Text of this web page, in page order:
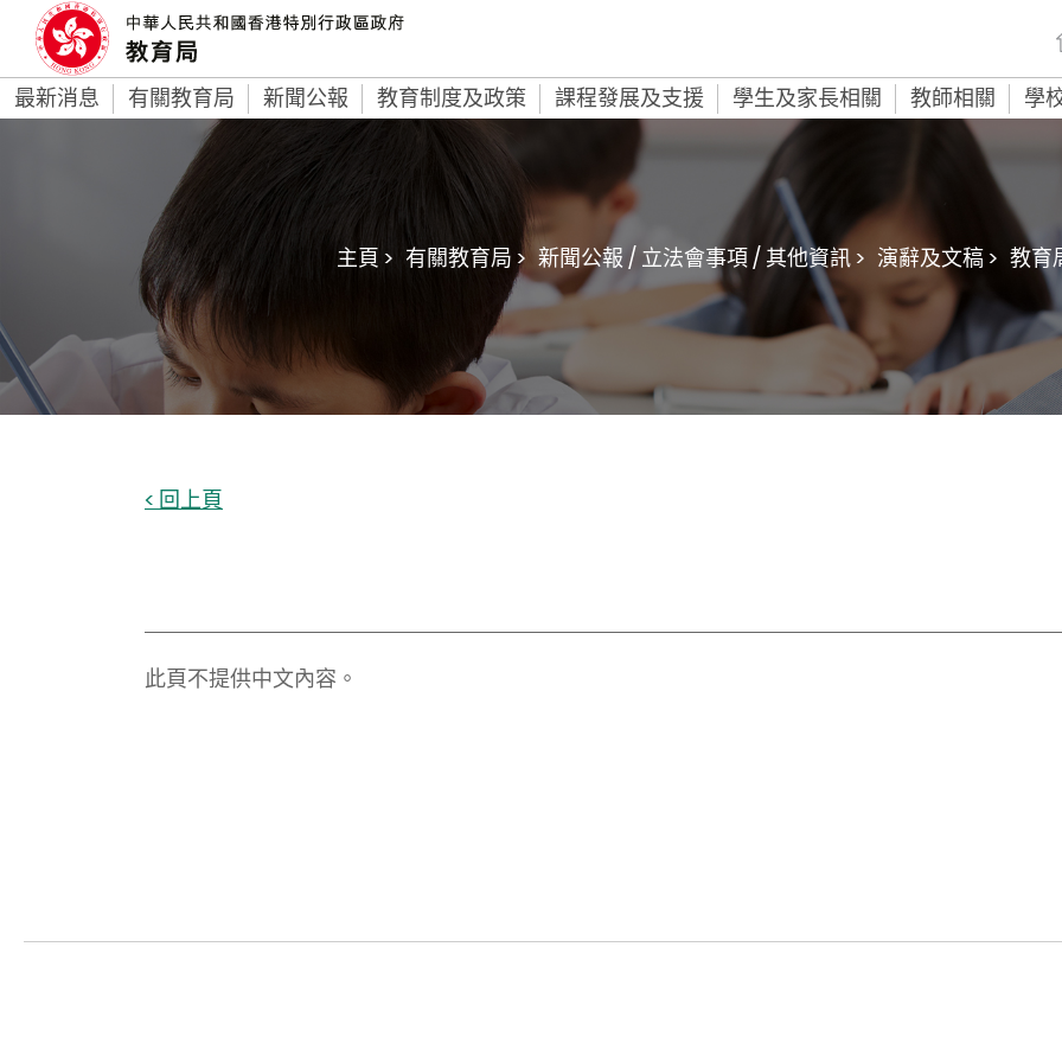
最新消息 有關教育局 新聞公報 教育制度及政策 課程發展及支援 學生及家長相關 教師相關 學
主頁 > 有關教育局 > 新聞公報 / 立法會事項 / 其他資訊 > 演辭及文稿 > 教育
< 回上頁
此頁不提供中文內容。